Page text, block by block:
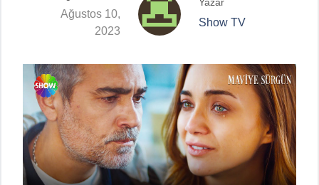
Ağustos 10,
2023
Yazar
Show TV